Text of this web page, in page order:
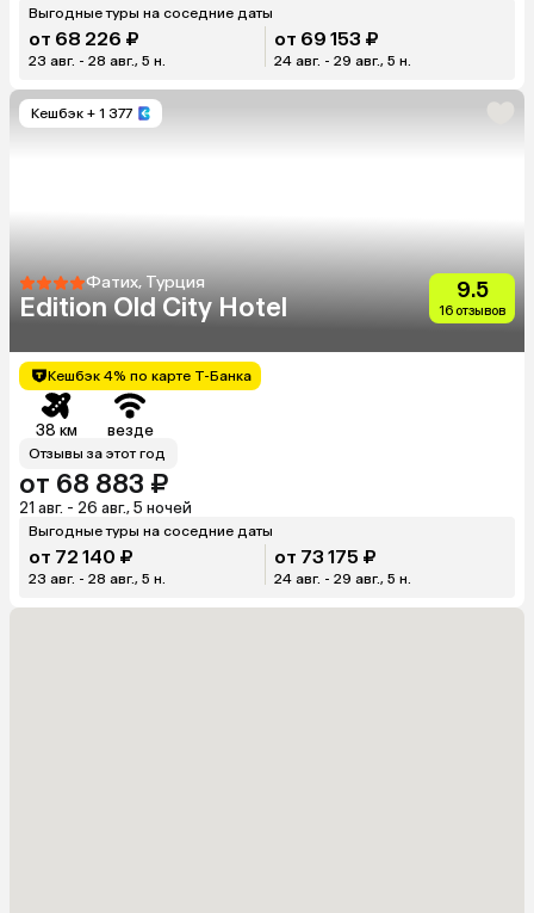
Выгодные туры на соседние даты
от 68 226 ₽
23 авг. - 28 авг., 5 н.
от 69 153 ₽
24 авг. - 29 авг., 5 н.
Кешбэк + 1 377
Фатих, Турция
Edition Old City Hotel
9.5
16 отзывов
Кешбэк 4% по карте Т-Банка
38 км везде
Отзывы за этот год
от 68 883 ₽
21 авг. - 26 авг., 5 ночей
Выгодные туры на соседние даты
от 72 140 ₽
23 авг. - 28 авг., 5 н.
от 73 175 ₽
24 авг. - 29 авг., 5 н.